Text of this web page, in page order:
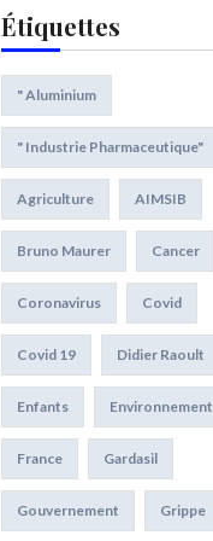
Étiquettes
" Aluminium
" Industrie Pharmaceutique"
Agriculture AIMSIB
Bruno Maurer Cancer
Coronavirus Covid
Covid 19 Didier Raoult
Enfants Environnement
France Gardasil
Gouvernement Grippe